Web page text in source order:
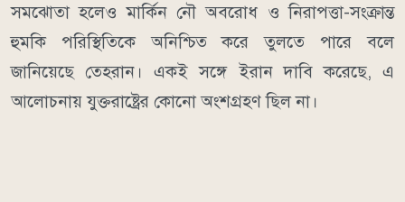
সমঝোতা হলেও মার্কিন নৌ অবরোধ ও নিরাপত্তা-সংক্রান্ত
হুমকি পরিস্থিতিকে অনিশ্চিত করে তুলতে পারে বলে
জানিয়েছে তেহরান। একই সঙ্গে ইরান দাবি করেছে, এ
আলোচনায় যুক্তরাষ্ট্রের কোনো অংশগ্রহণ ছিল না।